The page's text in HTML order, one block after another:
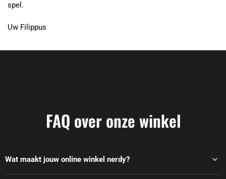
spel.
Uw Filippus
FAQ over onze winkel
Wat maakt jouw online winkel nerdy?